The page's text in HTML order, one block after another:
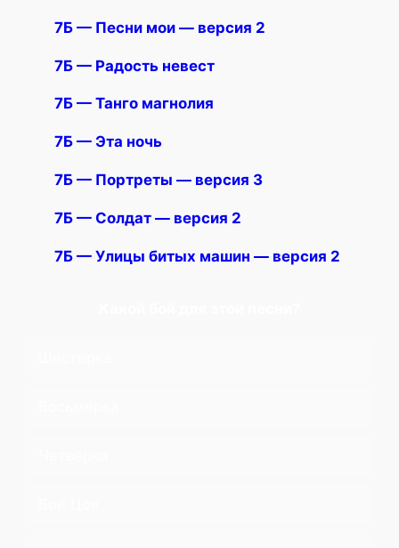
7Б — Песни мои — версия 2
7Б — Радость невест
7Б — Танго магнолия
7Б — Эта ночь
7Б — Портреты — версия 3
7Б — Солдат — версия 2
7Б — Улицы битых машин — версия 2